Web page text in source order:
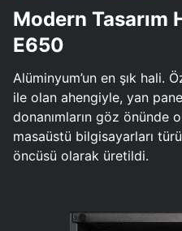
Modern Tasarım
E650
Alüminyum’un en şık hali.
ile olan ahengiyle, yan
donanımların göz önünde
masaüstü bilgisayarları
öncüsü olarak üretildi.